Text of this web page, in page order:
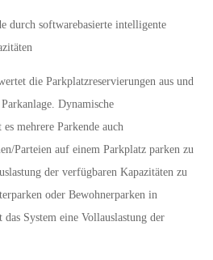
durch softwarebasierte intelligente
die Parkplatzreservierungen aus und
Dynamische
mehrere Parkende auch
Parteien auf einem Parkplatz parken zu
der verfügbaren Kapazitäten zu
oder Bewohnerparken in
System eine Vollauslastung der